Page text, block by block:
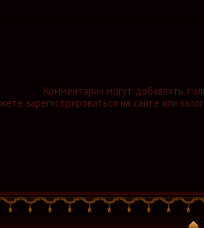
Комментарии могут добавлять
зарегистрироваться на сайте или